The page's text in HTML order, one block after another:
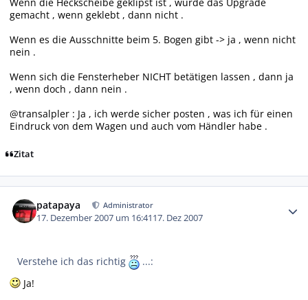
gemacht , wenn geklebt , dann nicht .
Wenn es die Ausschnitte beim 5. Bogen gibt -> ja , wenn nicht
nein .
Wenn sich die Fensterheber NICHT betätigen lassen , dann ja
, wenn doch , dann nein .
@transalpler : Ja , ich werde sicher posten , was ich für einen
Eindruck von dem Wagen und auch vom Händler habe .
Zitat
patapaya Administrator
17. Dezember 2007 um 16:4117. Dez 2007
Verstehe ich das richtig
...:
Ja!